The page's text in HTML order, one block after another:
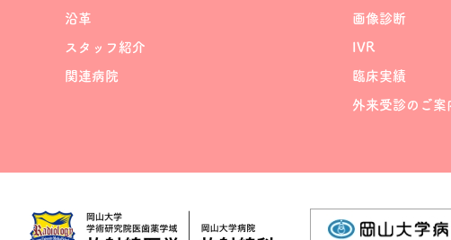
沿革
スタッフ紹介
関連病院
画像診断
IVR
臨床実績
外来受診のご案